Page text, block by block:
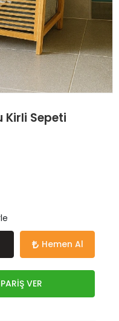
Kirli Sepeti
Hemen Al
VER